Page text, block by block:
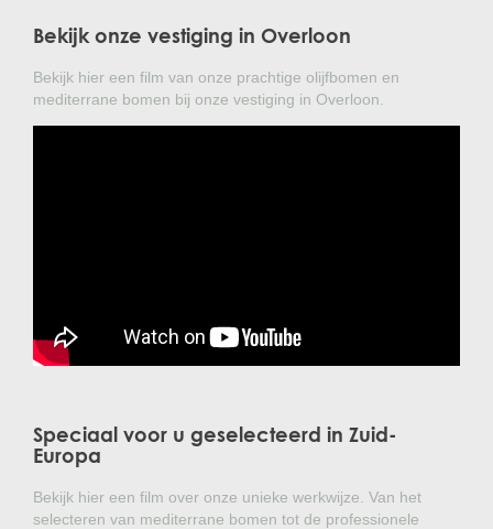
Bekijk onze vestiging in Overloon
Bekijk hier een film van onze prachtige olijfbomen en
mediterrane bomen bij onze vestiging in Overloon.
Speciaal voor u geselecteerd in Zuid-
Europa
Bekijk hier een film over onze unieke werkwijze. Van het
selecteren van mediterrane bomen tot de professionele